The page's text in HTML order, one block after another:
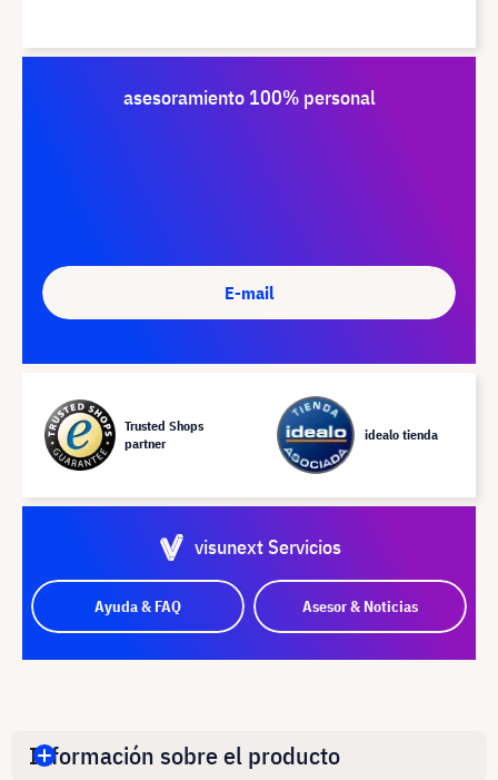
asesoramiento 100% personal
E-mail
Trusted Shops
partner
idealo tienda
visunext Servicios
Ayuda & FAQ Asesor & Noticias
Información sobre el producto